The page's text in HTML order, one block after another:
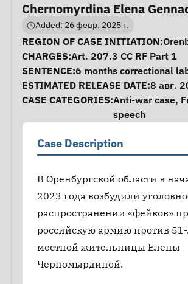
Chernomyrdina Elena
Added: 26 февр. 2025 г.
Case Information
REGION OF CASE INITIATION:
CHARGES:Art. 207.3 CC RF Part 1
SENTENCE:6 months correctional
ESTIMATED RELEASE DATE:8 авг.
CASE CATEGORIES:Anti-war case,
speech
Case Description
В Оренбургской области в
2023 года возбудили
распространении «фейков»
российскую армию против
местной жительницы Елены
Черномырдиной.